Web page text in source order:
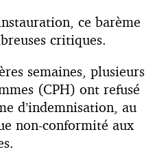
ce barème
critiques.
semaines, plusieurs
(CPH) ont refusé
d’indemnisation, au
non-conformité aux